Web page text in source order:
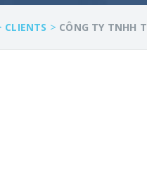
CLIENTS > CÔNG TY TNHH